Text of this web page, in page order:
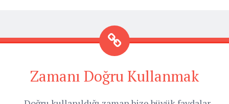
Zamanı Doğru Kullanmak